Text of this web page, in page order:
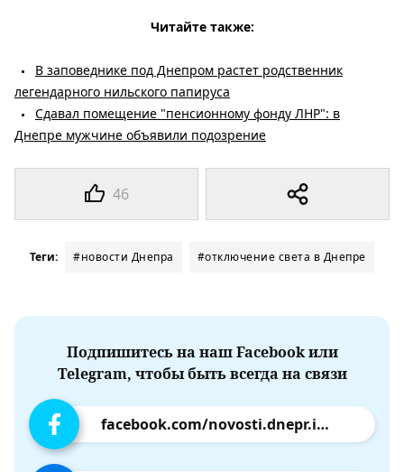
46
Читайте также:
В заповеднике под Днепром растет родственник
легендарного нильского папируса
Сдавал помещение "пенсионному фонду ЛНР": в
Днепре мужчине объявили подозрение
Теги: #новости Днепра #отключение света в Днепре
Подпишитесь на наш Facebook или
Telegram, чтобы быть всегда на связи
facebook.com/novosti.dnepr.info